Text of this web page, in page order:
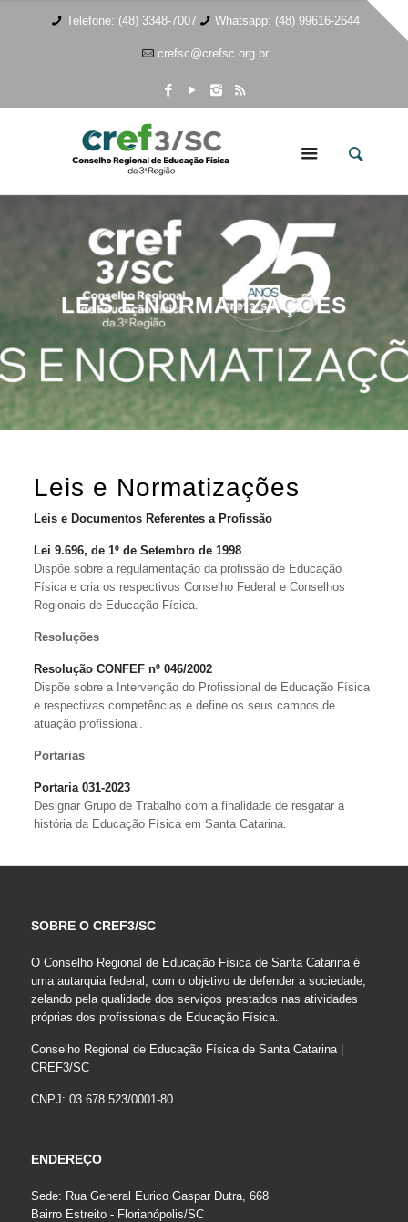
Telefone: (48) 3348-7007 Whatsapp: (48) 99616-2644
crefsc@crefsc.org.br
LEIS E NORMATIZAÇÕES
Leis e Normatizações
Leis e Documentos Referentes a Profissão
Lei 9.696, de 1º de Setembro de 1998
Dispõe sobre a regulamentação da profissão de Educação
Física e cria os respectivos Conselho Federal e Conselhos
Regionais de Educação Física.
Resoluções
Resolução CONFEF nº 046/2002
Dispõe sobre a Intervenção do Profissional de Educação Física
e respectivas competências e define os seus campos de
atuação profissional.
Portarias
Portaria 031-2023
Designar Grupo de Trabalho com a finalidade de resgatar a
história da Educação Física em Santa Catarina.
SOBRE O CREF3/SC
O Conselho Regional de Educação Física de Santa Catarina é
uma autarquia federal, com o objetivo de defender a sociedade,
zelando pela qualidade dos serviços prestados nas atividades
próprias dos profissionais de Educação Física.
Conselho Regional de Educação Física de Santa Catarina |
CREF3/SC
CNPJ: 03.678.523/0001-80
ENDEREÇO
Sede: Rua General Eurico Gaspar Dutra, 668
Bairro Estreito - Florianópolis/SC